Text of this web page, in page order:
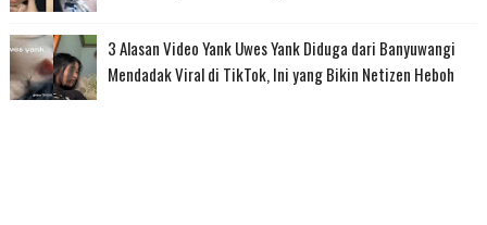
3 Alasan Video Yank Uwes Yank Diduga dari Banyuwangi
Mendadak Viral di TikTok, Ini yang Bikin Netizen Heboh